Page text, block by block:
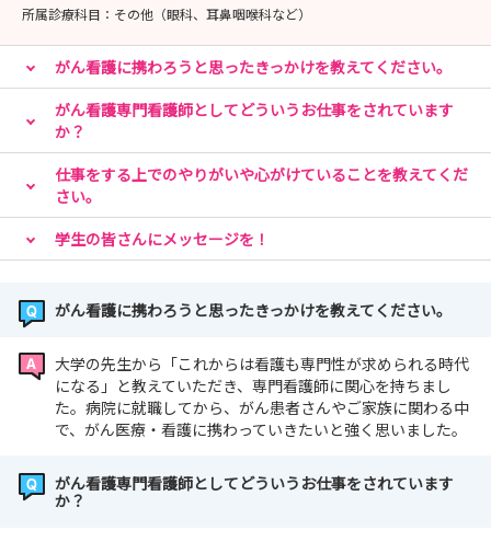
所属診療科目： その他（眼科、耳鼻咽喉科など）
がん看護に携わろうと思ったきっかけを教えてください。
がん看護専門看護師としてどういうお仕事をされています
か？
仕事をする上でのやりがいや心がけていることを教えてくだ
さい。
学生の皆さんにメッセージを！
がん看護に携わろうと思ったきっかけを教えてください。
大学の先生から「これからは看護も専門性が求められる時代
になる」と教えていただき、専門看護師に関心を持ちまし
た。病院に就職してから、がん患者さんやご家族に関わる中
で、がん医療・看護に携わっていきたいと強く思いました。
がん看護専門看護師としてどういうお仕事をされています
か？